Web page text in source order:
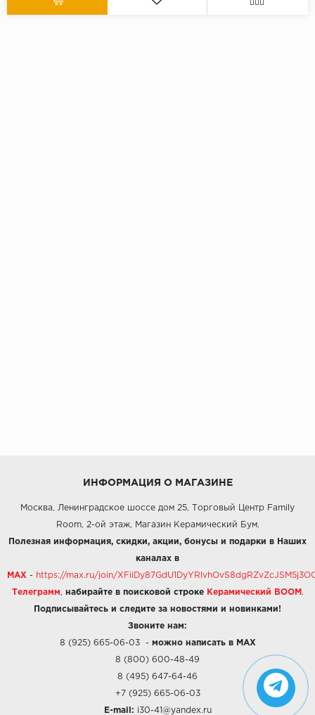
ИНФОРМАЦИЯ О МАГАЗИНЕ
Москва, Ленинградское шоссе дом 25, Торговый Центр Family
Room, 2-ой этаж, Магазин Керамический Бум.
Полезная информация, скидки, акции, бонусы и подарки в Наших
каналах в
MAX - https://max.ru/join/
Телеграмм набирайте в поисковой строке Керамический BOOM .
Подписывайтесь и следите за новостями и новинками!
Звоните нам:
8 (925) 665-06-03- можно написать в MAX
8 (800) 600-48-49
8 (495) 647-64-46
+7 (925) 665-06-03
E-mail: i30-41@yandex.ru